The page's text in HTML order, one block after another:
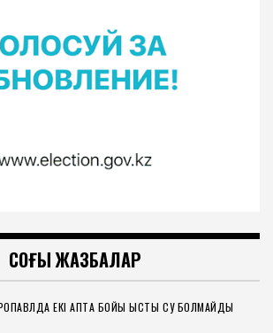
СОҢҒЫ ЖАЗБАЛАР
ЕКІ АПТА БОЙЫ ЫСТЫҚ СУ БОЛМАЙДЫ